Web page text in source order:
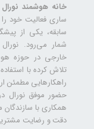
خانه هوشمند نورال
سابقه، یکی از
شمار می‌رود.
خارجی در حوزه
تلاش کرده با
راهکارهایی مطمئن
حضور موفق نورال
همکاری با
دقت و رضایت